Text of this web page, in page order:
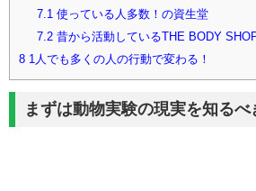
7.1使っている人多数！の資生堂
7.2昔から活動しているTHE BODY
8 1人でも多くの人の行動で変わる！
まずは動物実験の現実を知るべ